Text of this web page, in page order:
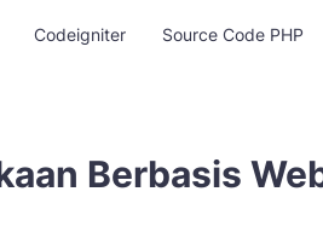
Codeigniter Source Code PHP
Berbasis